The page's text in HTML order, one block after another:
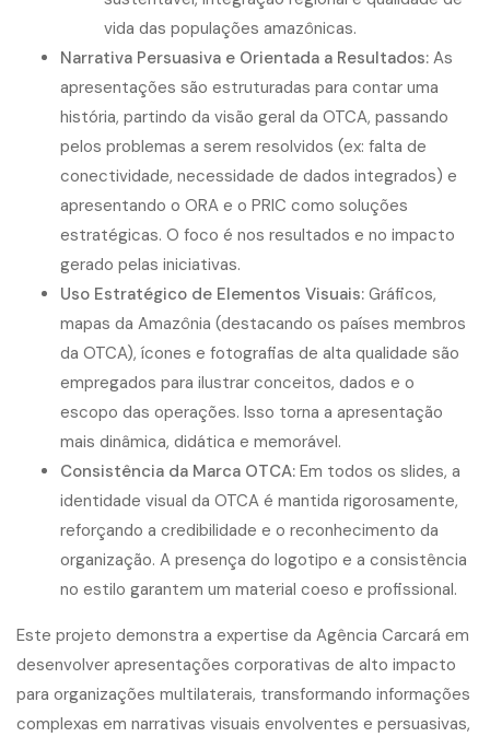
vida das populações amazônicas.
Narrativa Persuasiva e Orientada a Resultados: As
apresentações são estruturadas para contar uma
história, partindo da visão geral da OTCA, passando
pelos problemas a serem resolvidos (ex: falta de
conectividade, necessidade de dados integrados) e
apresentando o ORA e o PRIC como soluções
estratégicas. O foco é nos resultados e no impacto
gerado pelas iniciativas.
Uso Estratégico de Elementos Visuais: Gráficos,
mapas da Amazônia (destacando os países membros
da OTCA), ícones e fotografias de alta qualidade são
empregados para ilustrar conceitos, dados e o
escopo das operações. Isso torna a apresentação
mais dinâmica, didática e memorável.
Consistência da Marca OTCA: Em todos os slides, a
identidade visual da OTCA é mantida rigorosamente,
reforçando a credibilidade e o reconhecimento da
organização. A presença do logotipo e a consistência
no estilo garantem um material coeso e profissional.
Este projeto demonstra a expertise da Agência Carcará em
desenvolver apresentações corporativas de alto impacto
para organizações multilaterais, transformando informações
complexas em narrativas visuais envolventes e persuasivas,